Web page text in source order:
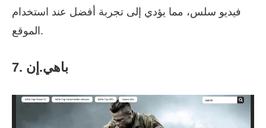
فيديو سلس، مما يؤدي إلى تجربة أفضل عند استخدام
الموقع.
7. باهي.إن